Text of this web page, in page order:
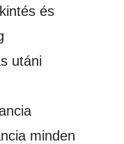
és
utáni
minden